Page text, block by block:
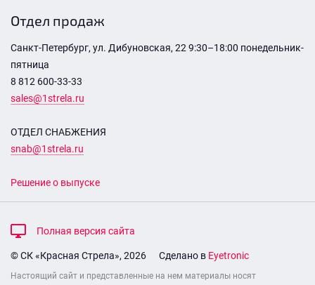
Отдел продаж
Санкт-Петербург, ул. Дибуновская, 22 9:30–18:00 понедельник-
пятница
8 812 600-33-33
sales@1strela.ru
ОТДЕЛ СНАБЖЕНИЯ
snab@1strela.ru
Решение о выпуске
Полная версия сайта
© СК «Красная Стрела», 2026 Сделано в Eyetronic
Настоящий сайт и представленные на нем материалы носят